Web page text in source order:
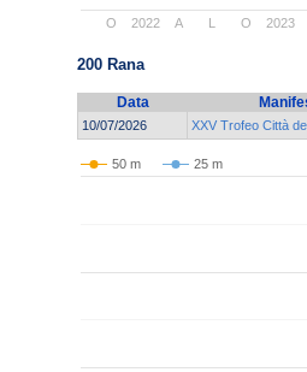
2022 2023
O A L O
200 Rana
Data
10/07/2026 XXV Trofeo Città
50 m 25 m